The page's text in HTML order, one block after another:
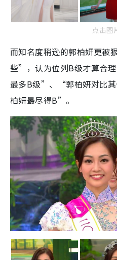
点击图
而知名度稍逊的郭柏妍更被
些”，认为位列B级才算合
最多B级”、“郭柏妍对比
柏妍最尽得B”。